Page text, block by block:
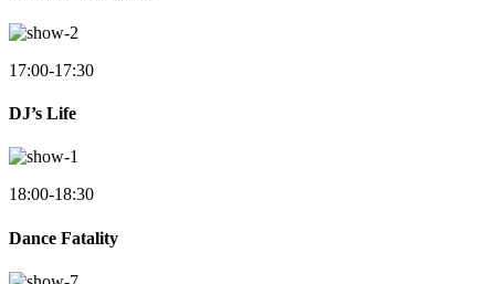
17:00-17:30
DJ’s Life
18:00-18:30
Dance Fatality